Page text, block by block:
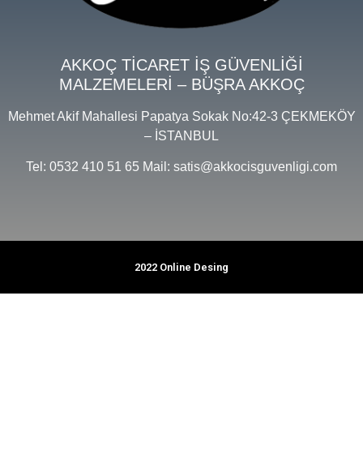
AKKOÇ TİCARET İŞ GÜVENLİĞİ
MALZEMELERİ – BÜŞRA AKKOÇ
Mehmet Akif Mahallesi Papatya Sokak No:42-3 ÇEKMEKÖY
– İSTANBUL
Tel: 0532 410 51 65 Mail: satis@akkocisguvenligi.com
2022 Online Desing